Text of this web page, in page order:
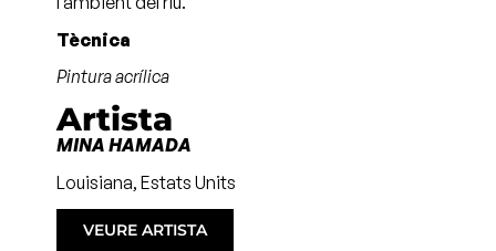
Tècnica
Pintura acrílica
Artista
MINA HAMADA
Louisiana, Estats Units
VEURE ARTISTA